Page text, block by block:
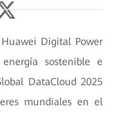
Digital Power
sostenible e
DataCloud 2025
mundiales en el